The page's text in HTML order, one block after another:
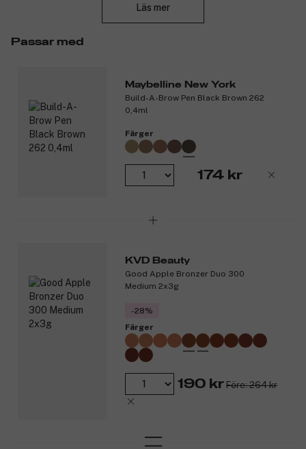
Läs mer
Passar med
Maybelline New York
Build-A-Brow Pen Black Brown 262
0,4ml
Färger
174 kr
KVD Beauty
Good Apple Bronzer Duo 300
Medium 2x3g
-28%
Färger
190 kr Före: 264 kr